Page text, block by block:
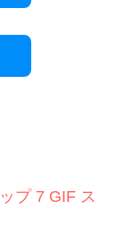
プ 7 GIF ス